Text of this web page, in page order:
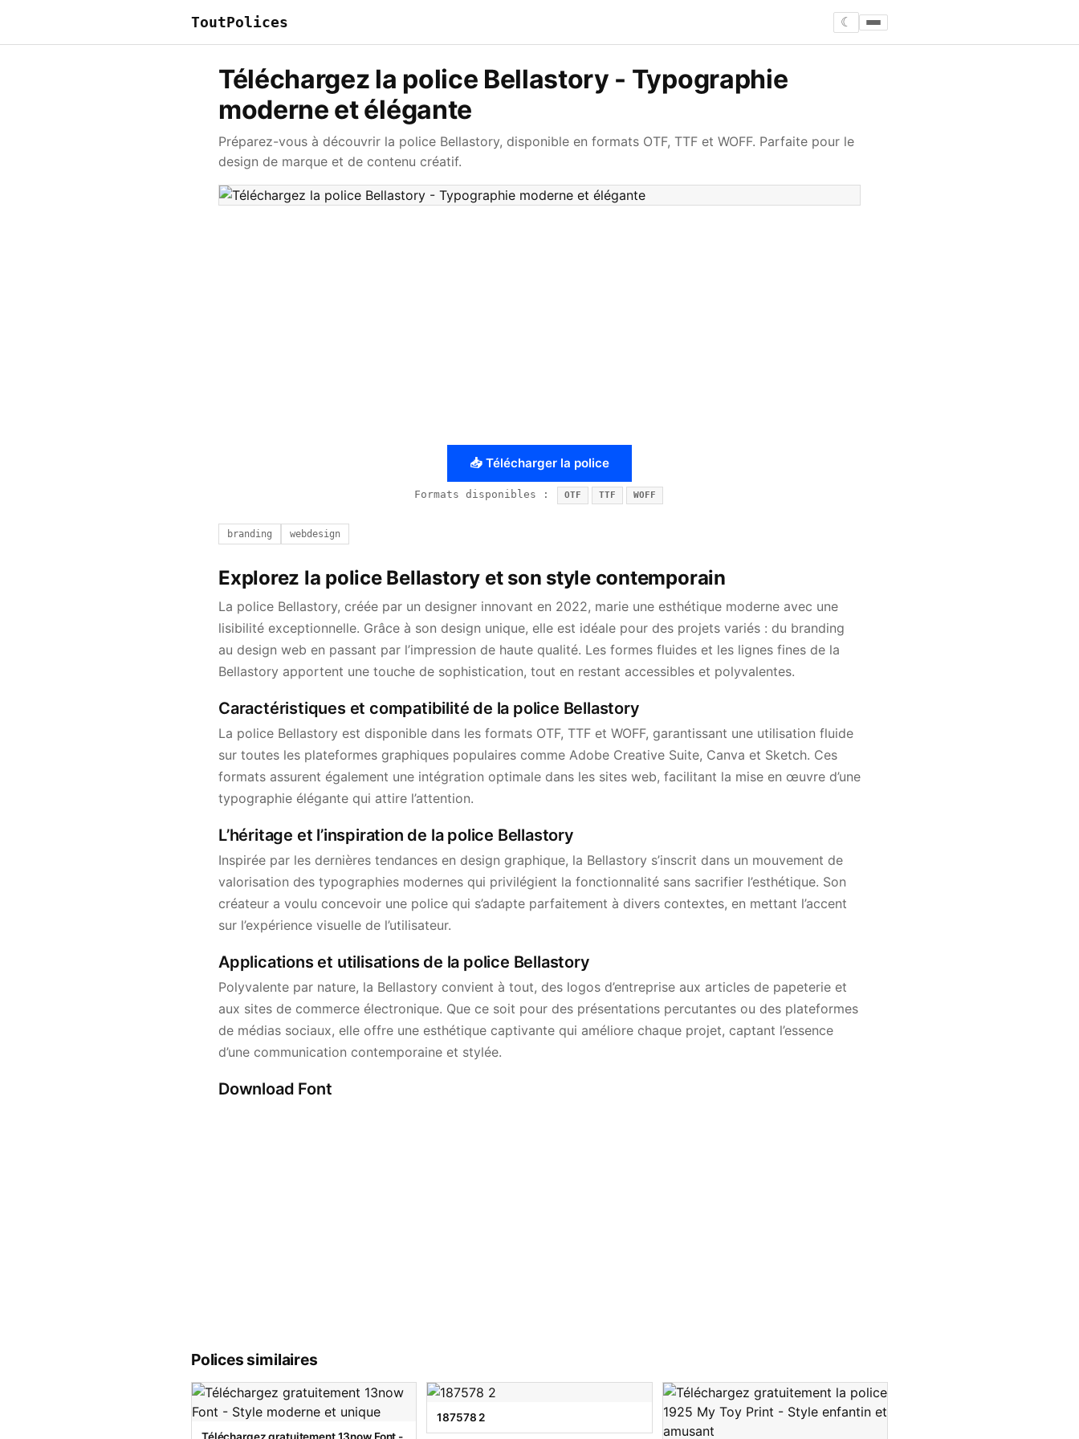
ToutPolices ☾
Téléchargez la police Bellastory - Typographie
moderne et élégante
Préparez-vous à découvrir la police Bellastory, disponible en formats OTF, TTF et WOFF. Parfaite pour le
design de marque et de contenu créatif.
📥 Télécharger la police
Formats disponibles : OTF TTF WOFF
branding webdesign
Explorez la police Bellastory et son style contemporain
La police Bellastory, créée par un designer innovant en 2022, marie une esthétique moderne avec une
lisibilité exceptionnelle. Grâce à son design unique, elle est idéale pour des projets variés : du branding
au design web en passant par l’impression de haute qualité. Les formes fluides et les lignes fines de la
Bellastory apportent une touche de sophistication, tout en restant accessibles et polyvalentes.
Caractéristiques et compatibilité de la police Bellastory
La police Bellastory est disponible dans les formats OTF, TTF et WOFF, garantissant une utilisation fluide
sur toutes les plateformes graphiques populaires comme Adobe Creative Suite, Canva et Sketch. Ces
formats assurent également une intégration optimale dans les sites web, facilitant la mise en œuvre d’une
typographie élégante qui attire l’attention.
L’héritage et l’inspiration de la police Bellastory
Inspirée par les dernières tendances en design graphique, la Bellastory s’inscrit dans un mouvement de
valorisation des typographies modernes qui privilégient la fonctionnalité sans sacrifier l’esthétique. Son
créateur a voulu concevoir une police qui s’adapte parfaitement à divers contextes, en mettant l’accent
sur l’expérience visuelle de l’utilisateur.
Applications et utilisations de la police Bellastory
Polyvalente par nature, la Bellastory convient à tout, des logos d’entreprise aux articles de papeterie et
aux sites de commerce électronique. Que ce soit pour des présentations percutantes ou des plateformes
de médias sociaux, elle offre une esthétique captivante qui améliore chaque projet, captant l’essence
d’une communication contemporaine et stylée.
Download Font
Polices similaires
187578 2